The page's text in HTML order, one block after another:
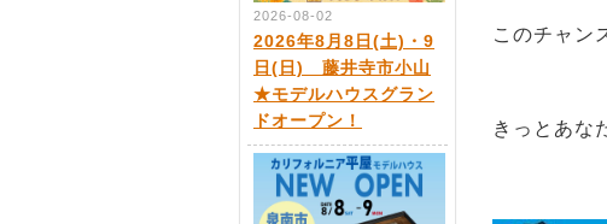
このチャン
きっとあな
2026-08-02
2026年8月8日(土)・9
日(日) 藤井寺市小山
★モデルハウスグラン
ドオープン！